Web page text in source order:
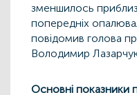
зменшилось
попередніх
повідомив голова
Володимир
Основні показники